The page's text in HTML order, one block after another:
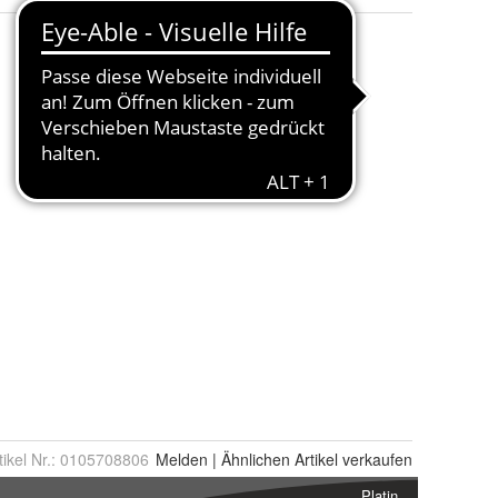
Nr.: 0105708806 Melden | Ähnlichen Artikel verkaufen